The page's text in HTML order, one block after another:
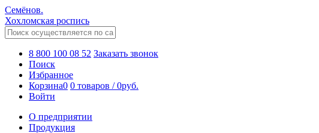
Семёнов.
Хохломская роспись
8 800 100 08 52 Заказать звонок
Поиск
Избранное
Корзина0 0 товаров /0руб.
Войти
О предприятии
Продукция